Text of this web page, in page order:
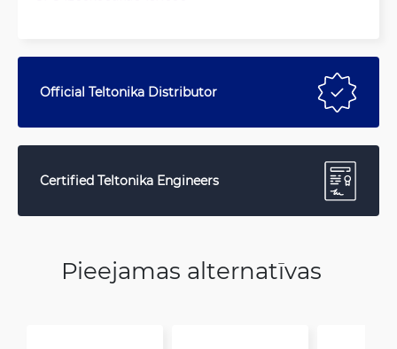
Official Teltonika Distributor
Certified Teltonika Engineers
Pieejamas alternatīvas